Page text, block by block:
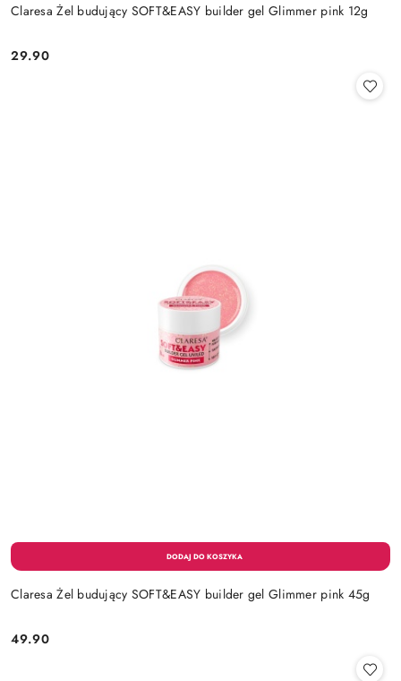
Claresa Żel budujący SOFT&EASY builder gel Glimmer pink 12g
Cena:
29.90
Claresa Żel budujący SOFT&EASY builder gel Glimmer pink 45g
Cena:
49.90